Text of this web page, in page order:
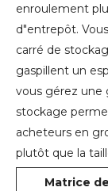
enroulement
d"entrepôt.
carré de
gaspillent un
vous gérez une
stockage
acheteurs en
plutôt que la
Matrice